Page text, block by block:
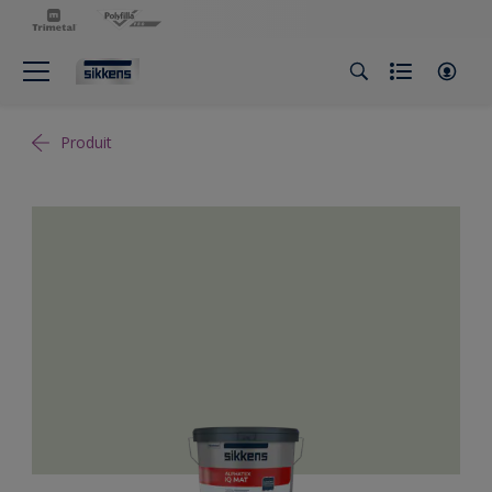
Produit